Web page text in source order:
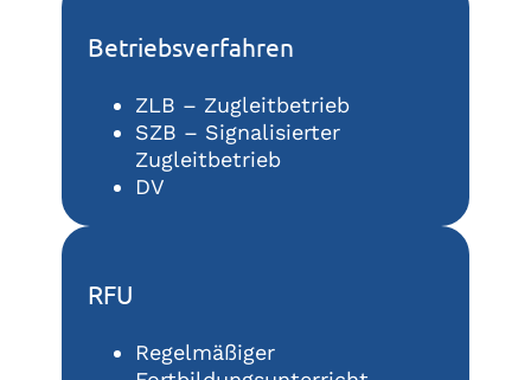
Betriebsverfahren
ZLB – Zugleitbetrieb
SZB – Signalisierter
Zugleitbetrieb
DV
RFU
Regelmäßiger